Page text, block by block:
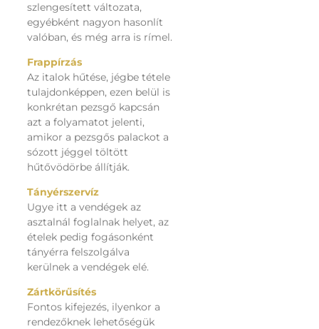
szlengesített változata,
egyébként nagyon hasonlít
valóban, és még arra is rímel.
Frappírzás
Az italok hűtése, jégbe tétele
tulajdonképpen, ezen belül is
konkrétan pezsgő kapcsán
azt a folyamatot jelenti,
amikor a pezsgős palackot a
sózott jéggel töltött
hűtővödörbe állítják.
Tányérszervíz
Ugye itt a vendégek az
asztalnál foglalnak helyet, az
ételek pedig fogásonként
tányérra felszolgálva
kerülnek a vendégek elé.
Zártkörűsítés
Fontos kifejezés, ilyenkor a
rendezőknek lehetőségük